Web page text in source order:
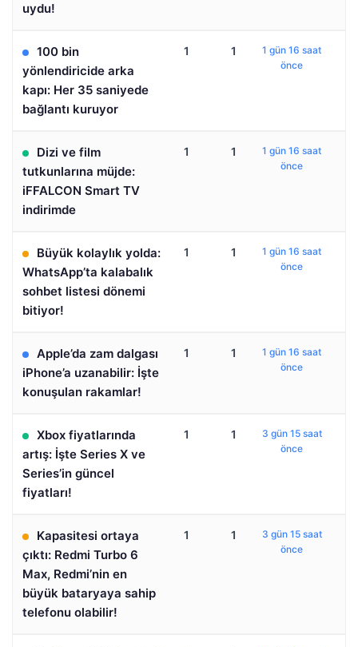
uydu!
100 bin
yönlendiricide arka
kapı: Her 35 saniyede
bağlantı kuruyor
1 1
1 gün 16 saat
önce
Dizi ve film
tutkunlarına müjde:
iFFALCON Smart TV
indirimde
1 1
1 gün 16 saat
önce
Büyük kolaylık yolda:
WhatsApp’ta kalabalık
sohbet listesi dönemi
bitiyor!
1 1
1 gün 16 saat
önce
Apple’da zam dalgası
iPhone’a uzanabilir: İşte
konuşulan rakamlar!
1 1
1 gün 16 saat
önce
Xbox fiyatlarında
artış: İşte Series X ve
Series’in güncel
fiyatları!
1 1
3 gün 15 saat
önce
Kapasitesi ortaya
çıktı: Redmi Turbo 6
Max, Redmi’nin en
büyük bataryaya sahip
telefonu olabilir!
1 1
3 gün 15 saat
önce